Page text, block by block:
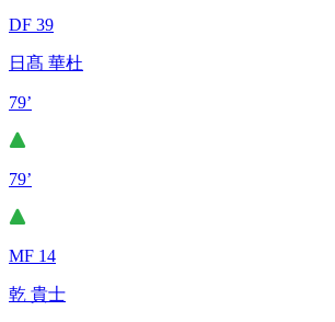
DF 39
日髙 華杜
79’
79’
MF 14
乾 貴士